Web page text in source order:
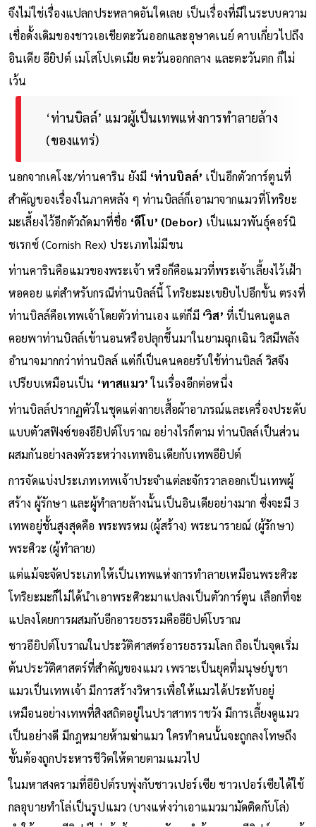
จึงไม่ใช่เรื่องแปลกประหลาดอันใดเลย เป็นเรื่องที่มีในระบบความ
เชื่อดั้งเดิมของชาวเอเชียตะวันออกและอุษาคเนย์ คาบเกี่ยวไปถึง
อินเดีย อียิปต์ เมโสโปเตเมีย ตะวันออกกลาง และตะวันตก ก็ไม่
เว้น
‘ท่านบิลล์’ แมวผู้เป็นเทพแห่งการทำลายล้าง
(ของแทร่)
นอกจากเคโงะ/ท่านคาริน ยังมี ‘ท่านบิลล์’ เป็นอีกตัวการ์ตูนที่
สำคัญของเรื่องในภาคหลัง ๆ ท่านบิลล์ก็เอามาจากแมวที่โทริยะ
มะเลี้ยงไว้อีกตัวถัดมาที่ชื่อ ‘ดีโบ’ (Debor) เป็นแมวพันธุ์คอร์นิ
ชเรกซ์ (Cornish Rex) ประเภทไม่มีขน
ท่านคารินคือแมวของพระเจ้า หรือก็คือแมวที่พระเจ้าเลี้ยงไว้เฝ้า
หอคอย แต่สำหรับกรณีท่านบิลล์นี้ โทริยะมะเขยิบไปอีกขั้น ตรงที่
ท่านบิลล์คือเทพเจ้าโดยตัวท่านเอง แต่ก็มี ‘วิส’ ที่เป็นคนดูแล
คอยพาท่านบิลล์เข้านอนหรือปลุกขึ้นมาในยามฉุกเฉิน วิสมีพลัง
อำนาจมากกว่าท่านบิลล์ แต่ก็เป็นคนคอยรับใช้ท่านบิลล์ วิสจึง
เปรียบเหมือนเป็น ‘ทาสแมว’ในเรื่องอีกต่อหนึ่ง
ท่านบิลล์ปรากฏตัวในชุดแต่งกายเสื้อผ้าอาภรณ์และเครื่องประดับ
แบบตัวสฟิงซ์ของอียิปต์โบราณ อย่างไรก็ตาม ท่านบิลล์เป็นส่วน
ผสมกันอย่างลงตัวระหว่างเทพอินเดียกับเทพอียิปต์
การจัดแบ่งประเภทเทพเจ้าประจำแต่ละจักรวาลออกเป็นเทพผู้
สร้าง ผู้รักษา และผู้ทำลายล้างนั้นเป็นอินเดียอย่างมาก ซึ่งจะมี 3
เทพอยู่ชั้นสูงสุดคือ พระพรหม (ผู้สร้าง) พระนารายณ์ (ผู้รักษา)
พระศิวะ (ผู้ทำลาย)
แต่แม้จะจัดประเภทให้เป็นเทพแห่งการทำลายเหมือนพระศิวะ
โทริยะมะก็ไม่ได้นำเอาพระศิวะมาแปลงเป็นตัวการ์ตูน เลือกที่จะ
แปลงโดยการผสมกับอีกอารยธรรมคืออียิปต์โบราณ
ชาวอียิปต์โบราณในประวัติศาสตร์อารยธรรมโลก ถือเป็นจุดเริ่ม
ต้นประวัติศาสตร์ที่สำคัญของแมว เพราะเป็นยุคที่มนุษย์บูชา
แมวเป็นเทพเจ้า มีการสร้างวิหารเพื่อให้แมวได้ประทับอยู่
เหมือนอย่างเทพที่สิงสถิตอยู่ในปราสาทราชวัง มีการเลี้ยงดูแมว
เป็นอย่างดี มีกฎหมายห้ามฆ่าแมว ใครทำคนนั้นจะถูกลงโทษถึง
ขั้นต้องถูกประหารชีวิตให้ตายตามแมวไป
ในมหาสงครามที่อียิปต์รบพุ่งกับชาวเปอร์เซีย ชาวเปอร์เซียได้ใช้
กลอุบายทำโล่เป็นรูปแมว (บางแห่งว่าเอาแมวมามัดติดกับโล่)